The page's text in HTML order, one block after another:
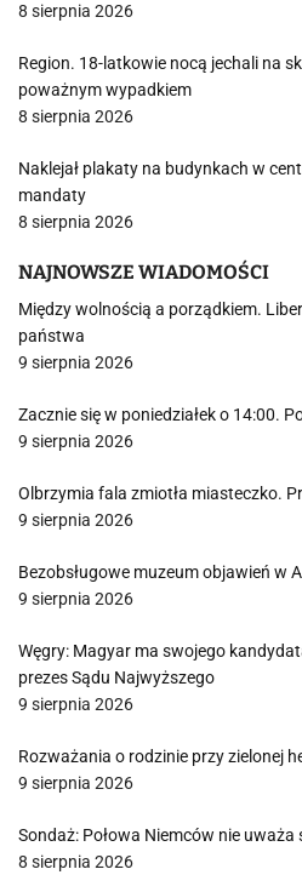
8 sierpnia 2026
Region. 18-latkowie nocą jechali na
poważnym wypadkiem
8 sierpnia 2026
Naklejał plakaty na budynkach w
mandaty
8 sierpnia 2026
NAJNOWSZE WIADOMOŚCI
Między wolnością a porządkiem.
państwa
9 sierpnia 2026
Zacznie się w poniedziałek o 14:00.
9 sierpnia 2026
Olbrzymia fala zmiotła miasteczko.
9 sierpnia 2026
Bezobsługowe muzeum objawień w
9 sierpnia 2026
Węgry: Magyar ma swojego
prezes Sądu Najwyższego
9 sierpnia 2026
Rozważania o rodzinie przy zielonej
9 sierpnia 2026
Sondaż: Połowa Niemców nie
8 sierpnia 2026